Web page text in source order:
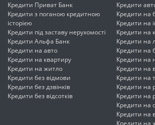
Кредити Приват Банк
Кредити з поганою кредитною
історією
Кредити під заставу нерухомості
Кредити Альфа Банк
Кредити на авто
Кредити на квартиру
Кредити на житло
Кредити без відмови
Кредити без дзвінків
Кредити без відсотків
Кредити
Кредити на
Кредити на
Кредити на
Кредити на
Кредити на
Кредити на
Кредити на
Кредити на
Кредити на
Кредити на
Кредити на
Кредити на